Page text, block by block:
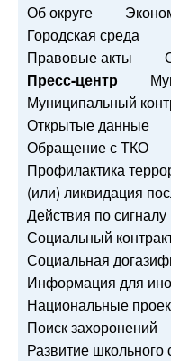
Об округе
Городская среда
Правовые акты
Пресс-центр
Муниципальный
Открытые данные
Обращение с ТКО
Профилактика
(или) ликвидация
Действия по
Социальный
Социальная
Информация для
Национальные
Поиск захоронений
Развитие школьного